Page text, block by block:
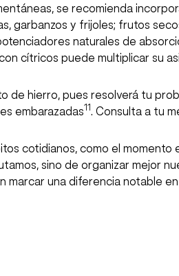
se recomienda
garbanzos y frijoles; frutos
naturales de
cítricos puede multiplicar su
de hierro, pues resolverá tu
embarazadas11. Consulta a tu
cotidianos, como el
sino de organizar mejor
una diferencia notable